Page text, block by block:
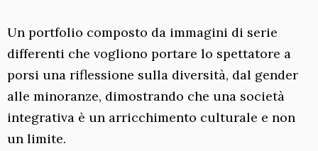
Un portfolio composto da immagini di serie
differenti che vogliono portare lo spettatore a
porsi una riflessione sulla diversità, dal gender
alle minoranze, dimostrando che una società
integrativa è un arricchimento culturale e non
un limite.